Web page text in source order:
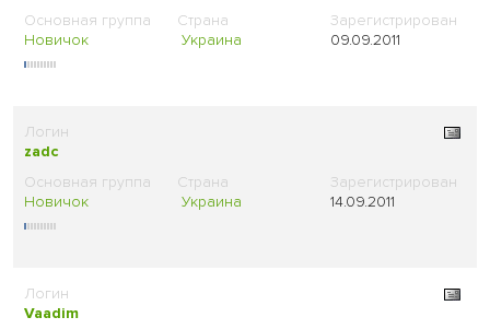
Новичок Украина 09.09.2011
zadc
Новичок Украина 14.09.2011
Vaadim